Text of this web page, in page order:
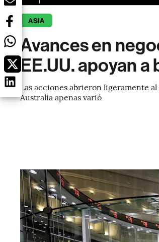
ASIA
Avances en
EE.UU. apoyan
Las acciones abrieron ligeramente
Australia apenas varió